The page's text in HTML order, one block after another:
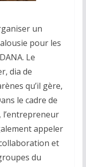
un
pour les
Le
dia de
qu’il gère,
le cadre de
l’entrepreneur
appeler
et
du